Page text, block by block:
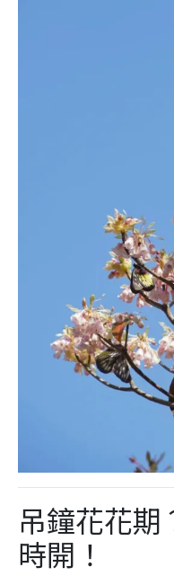
吊鐘花花期
時開！